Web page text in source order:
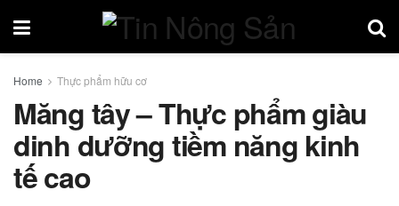
Home Thực phẩm hữu cơ
Măng tây – Thực phẩm giàu
dinh dưỡng tiềm năng kinh
tế cao